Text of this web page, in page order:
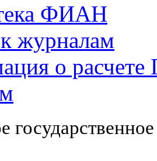
ФИАН
журналам
о